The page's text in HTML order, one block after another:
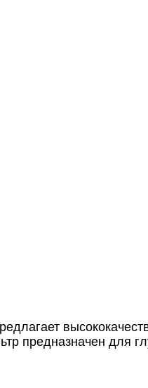
предназначен для